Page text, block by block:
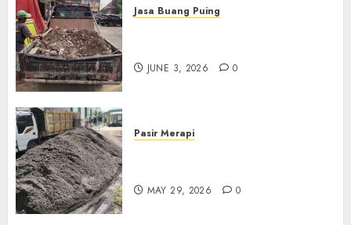
Jasa Buang Puing
JUNE 3, 2026 0
Pasir Merapi
MAY 29, 2026 0